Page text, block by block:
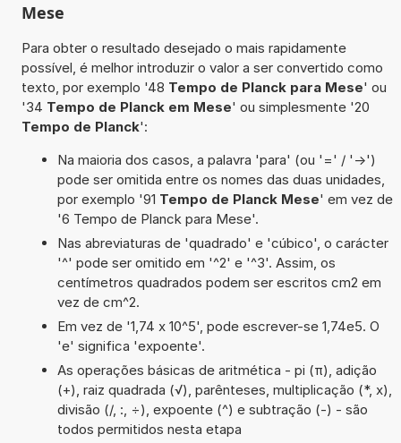
Mese
Para obter o resultado desejado o mais rapidamente
possível, é melhor introduzir o valor a ser convertido como
texto, por exemplo '48 Tempo de Planck para Mese' ou
'34 Tempo de Planck em Mese' ou simplesmente '20
Tempo de Planck':
Na maioria dos casos, a palavra 'para' (ou '=' / '->')
pode ser omitida entre os nomes das duas unidades,
por exemplo '91 Tempo de Planck Mese' em vez de
'6 Tempo de Planck para Mese'.
Nas abreviaturas de 'quadrado' e 'cúbico', o carácter
'^' pode ser omitido em '^2' e '^3'. Assim, os
centímetros quadrados podem ser escritos cm2 em
vez de cm^2.
Em vez de '1,74 x 10^5', pode escrever-se 1,74e5. O
'e' significa 'expoente'.
As operações básicas de aritmética - pi (π), adição
(+), raiz quadrada (√), parênteses, multiplicação (*, x),
divisão (/, :, ÷), expoente (^) e subtração (-) - são
todos permitidos nesta etapa